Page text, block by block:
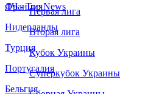
Франция
Нидерланды
Турция
Португалия
Бельгия
ЛЧ - Top News
Первая лига
Вторая лига
Кубок Украины
Суперкубок Украины